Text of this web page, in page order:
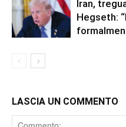
Iran,
Hegseth:
LASCIA UN COMMENTO
Comment